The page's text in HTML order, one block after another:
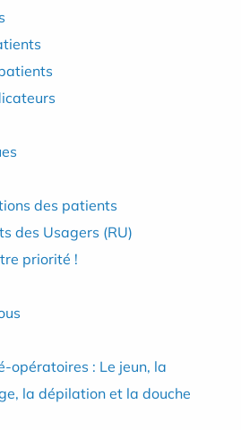
des patients
des Usagers (RU)
priorité !
opératoires : Le jeun, la
la dépilation et la douche